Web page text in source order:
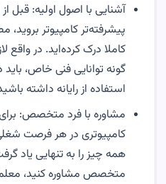
آشنایی با اصول اولیه: قبل
پیشرفته‌تر کامپیوتر
کاملا درک کرده‌اید. در واقع
گونه توانایی فنی خاص،
استفاده از رایانه داشته
مشاوره با فرد متخصص:
کامپیوتری در هر فرصت
همه چیز را به تنهایی یاد
متخصص مشاوره کنید،